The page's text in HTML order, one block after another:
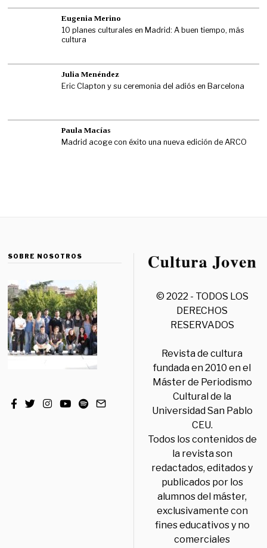
Eugenia Merino
10 planes culturales en Madrid: A buen tiempo, más
cultura
Julia Menéndez
Eric Clapton y su ceremonia del adiós en Barcelona
Paula Macías
Madrid acoge con éxito una nueva edición de ARCO
SOBRE NOSOTROS
© 2022 - TODOS LOS
DERECHOS
RESERVADOS
Revista de cultura
fundada en 2010 en el
Máster de Periodismo
Cultural de la
Universidad San Pablo
CEU.
Todos los contenidos de
la revista son
redactados, editados y
publicados por los
alumnos del máster,
exclusivamente con
fines educativos y no
comerciales